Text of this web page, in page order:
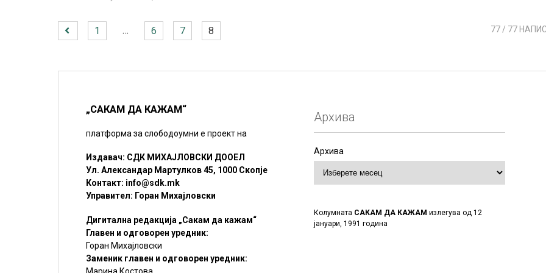
1 … 6 7 8 77 / 77
„САКАМ ДА КАЖАМ“
платформа за слободоумни е проект на
Издавач: СДК МИХАЈЛОВСКИ ДООЕЛ
Ул. Александар Мартулков 45, 1000 Скопје
Контакт: info@sdk.mk
Управител: Горан Михајловски
Дигитална редакција „Сакам да кажам“
Главен и одговорен уредник:
Горан Михајловски
Заменик главен и одговорен уредник:
Архива
Архива
Колумната САКАМ ДА КАЖАМ излегува од 12
јануари, 1991 година